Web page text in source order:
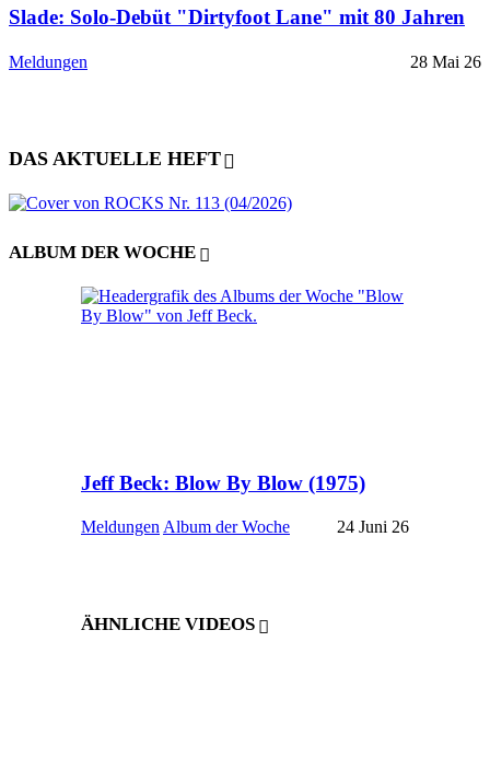
Slade: Solo-Debüt "Dirtyfoot Lane" mit 80 Jahren
Meldungen 28 Mai 26
DAS AKTUELLE HEFT
ALBUM DER WOCHE
Jeff Beck: Blow By Blow (1975)
Meldungen Album der Woche 24 Juni 26
ÄHNLICHE VIDEOS